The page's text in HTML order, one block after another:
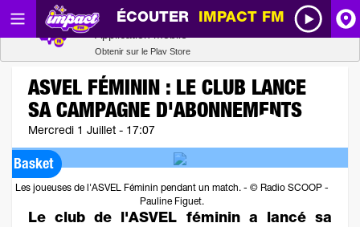
ÉCOUTER IMPACT FM
ASVEL FÉMININ : LE CLUB LANCE
SA CAMPAGNE D'ABONNEMENTS
Mercredi 1 Juillet - 17:07
Basket
Les joueuses de l'ASVEL Féminin pendant un match. - © Radio SCOOP -
Pauline Figuet.
Le club de l'ASVEL féminin a lancé sa
Radio SCOOP
Obtenir sur le Play Store
Télécharger